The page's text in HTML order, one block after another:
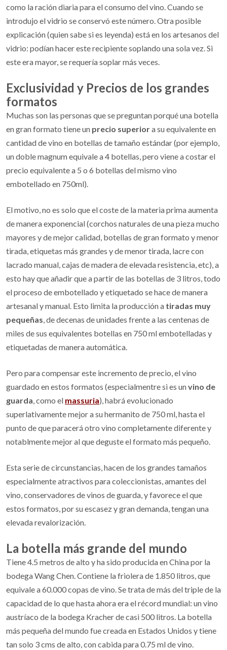
como la ración diaria para el consumo del vino. Cuando se
introdujo el vidrio se conservó este número. Otra posible
explicación (quien sabe si es leyenda) está en los artesanos del
vidrio: podían hacer este recipiente soplando una sola vez. Si
este era mayor, se requería soplar más veces.
Exclusividad y Precios de los grandes
formatos
Muchas son las personas que se preguntan porqué una botella
en gran formato tiene un precio superiora su equivalente en
cantidad de vino en botellas de tamaño estándar (por ejemplo,
un doble magnum equivale a 4 botellas, pero viene a costar el
precio equivalente a 5 o 6 botellas del mismo vino
embotellado en 750ml).
El motivo, no es solo que el coste de la materia prima aumenta
de manera exponencial (corchos naturales de una pieza mucho
mayores y de mejor calidad, botellas de gran formato y menor
tirada, etiquetas más grandes y de menor tirada, lacre con
lacrado manual, cajas de madera de elevada resistencia, etc), a
esto hay que añadir que a partir de las botellas de 3 litros, todo
el proceso de embotellado y etiquetado se hace de manera
artesanal y manual. Esto limita la producción a tiradas muy
pequeñas, de decenas de unidades frente a las centenas de
miles de sus equivalentes botellas en 750 ml embotelladas y
etiquetadas de manera automática.
Pero para compensar este incremento de precio, el vino
guardado en estos formatos (especialmentre si es unvino de
guarda, como el massuria), habrá evolucionado
superlativamente mejor a su hermanito de 750 ml, hasta el
punto de que paracerá otro vino completamente diferente y
notablmente mejor al que deguste el formato más pequeño.
Esta serie de circunstancias, hacen de los grandes tamaños
especialmente atractivos para coleccionistas, amantes del
vino, conservadores de vinos de guarda, y favorece el que
estos formatos, por su escasez y gran demanda, tengan una
elevada revalorización.
La botella más grande del mundo
Tiene 4.5 metros de alto y ha sido producida en China por la
bodega Wang Chen. Contiene la friolera de 1.850 litros, que
equivale a 60.000 copas de vino. Se trata de más del triple de la
capacidad de lo que hasta ahora era el récord mundial: un vino
austríaco de la bodega Kracher de casi 500 litros. La botella
más pequeña del mundo fue creada en Estados Unidos y tiene
tan solo 3 cms de alto, con cabida para 0.75 ml de vino.